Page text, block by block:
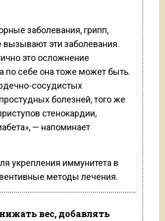
заболевания, грипп,
вызывают эти заболевания.
это осложнение
по себе она тоже может быть.
сосудистых
болезней, того же
стенокардии,
— напоминает
укрепления иммунитета в
методы лечения.
вес, добавлять